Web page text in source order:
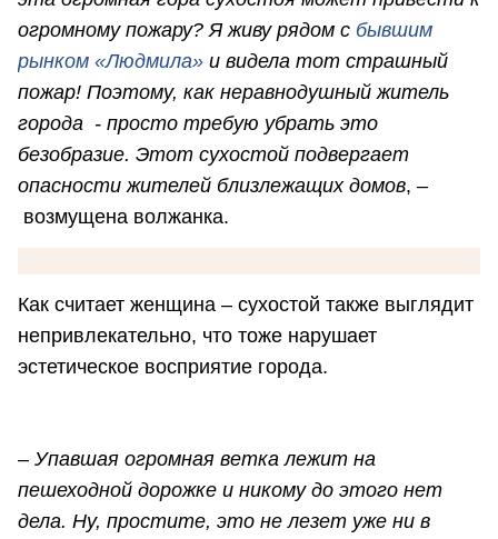
огромному пожару? Я живу рядом с бывшим
рынком «Людмила» и видела тот страшный
пожар! Поэтому, как неравнодушный житель
города - просто требую убрать это
безобразие. Этот сухостой подвергает
опасности жителей близлежащих домов, –
возмущена волжанка.
Как считает женщина – сухостой также выглядит
непривлекательно, что тоже нарушает
эстетическое восприятие города.
– Упавшая огромная ветка лежит на
пешеходной дорожке и никому до этого нет
дела. Ну, простите, это не лезет уже ни в